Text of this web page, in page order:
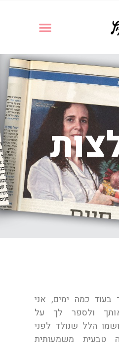
בעוד כמה ימים, אני
ולספר לך על
הלל שנולד לפני
טבעית משמעותית